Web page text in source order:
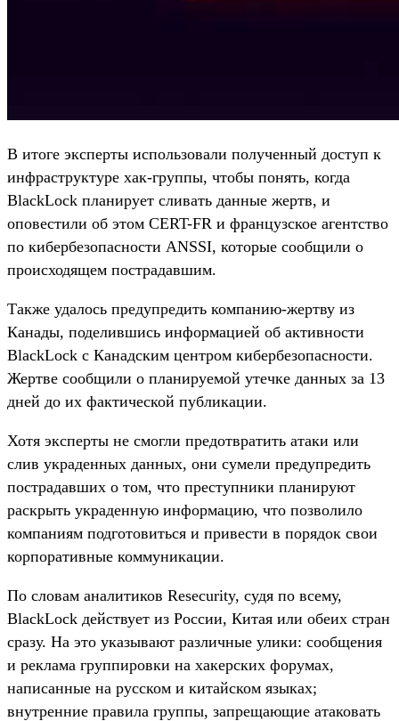
В итоге эксперты использовали полученный доступ к
инфраструктуре хак-группы, чтобы понять, когда
BlackLock планирует сливать данные жертв, и
оповестили об этом CERT-FR и французское агентство
по кибербезопасности ANSSI, которые сообщили о
происходящем пострадавшим.
Также удалось предупредить компанию-жертву из
Канады, поделившись информацией об активности
BlackLock с Канадским центром кибербезопасности.
Жертве сообщили о планируемой утечке данных за 13
дней до их фактической публикации.
Хотя эксперты не смогли предотвратить атаки или
слив украденных данных, они сумели предупредить
пострадавших о том, что преступники планируют
раскрыть украденную информацию, что позволило
компаниям подготовиться и привести в порядок свои
корпоративные коммуникации.
По словам аналитиков Resecurity, судя по всему,
BlackLock действует из России, Китая или обеих стран
сразу. На это указывают различные улики: сообщения
и реклама группировки на хакерских форумах,
написанные на русском и китайском языках;
внутренние правила группы, запрещающие атаковать